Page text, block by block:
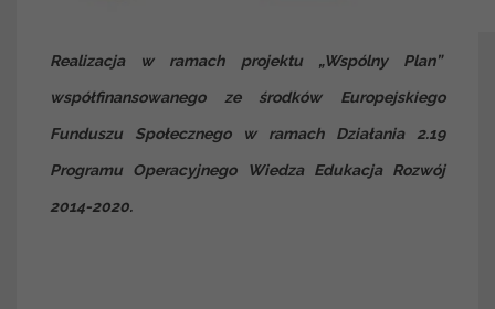
Realizacja w ramach projektu „Wspólny Plan”
współfinansowanego ze środków Europejskiego
Funduszu Społecznego w ramach Działania 2.19
Programu Operacyjnego Wiedza Edukacja Rozwój
2014-2020.